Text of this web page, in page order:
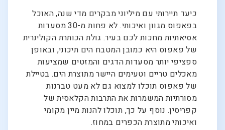
כיעד תיירותי עם מיליוני מבקרים מדי שנה, האוכל
בפאפוס מגוון ואיכותי. לא פחות מ-30 מסעדות
אסיאתיות מחכות לכם בעיר. גולת הכותרת הקולינרית
של פאפוס היא כמובן המטבח הים תיכוני, ובאופן
ספציפי יותר מסעדות הדגים והמזטים שמציעות
מאכלים טריים וטעימים היישר מתוצרת הים. בטיילת
של פאפוס תוכלו למצוא גם לא מעט טברנות
מסורתיות המשמרות את התרבות הקלאסית של
קפריסין. נוסף על כך, תוכלו להנות מיין מקומי
ואיכותי מתוצרת הכפרים במחוז.